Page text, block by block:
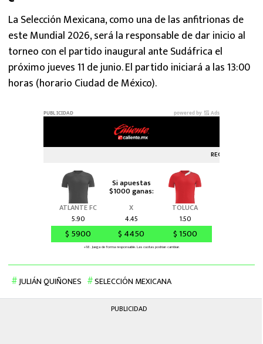
La Selección Mexicana, como una de las anfitrionas de
este Mundial 2026, será la responsable de dar inicio al
torneo con el partido inaugural ante Sudáfrica el
próximo jueves 11 de junio. El partido iniciará a las 13:00
horas (horario Ciudad de México).
JULIÁN QUIÑONES SELECCIÓN MEXICANA
PUBLICIDAD